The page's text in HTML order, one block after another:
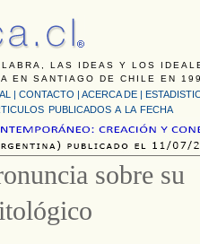
LAS IDEAS Y LOS
EN SANTIAGO DE CHILE EN
| CONTACTO | ACERCA DE |
PUBLICADOS A LA FECHA
sobre su